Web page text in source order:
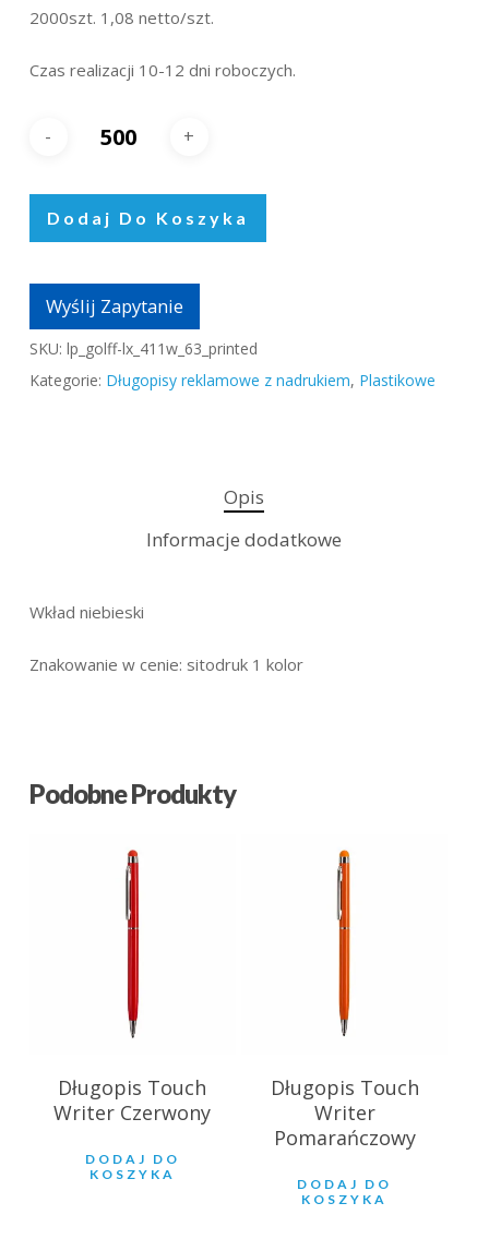
2000szt. 1,08 netto/szt.
Czas realizacji 10-12 dni roboczych.
Dodaj Do Koszyka
Wyślij Zapytanie
SKU: lp_golff-lx_411w_63_printed
Kategorie: Długopisy reklamowe z nadrukiem, Plastikowe
Opis
Informacje dodatkowe
Wkład niebieski
Znakowanie w cenie: sitodruk 1 kolor
Podobne Produkty
2.93
Długopis Touch
Writer Czerwony
DODAJ DO
KOSZYKA
2.93
Długopis Touch
Writer
Pomarańczowy
DODAJ DO
KOSZYKA